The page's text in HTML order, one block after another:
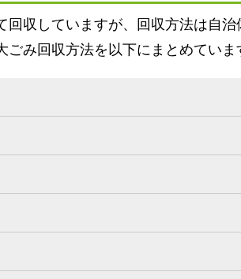
回収していますが、回収方法は自治
ごみ回収方法を以下にまとめていま